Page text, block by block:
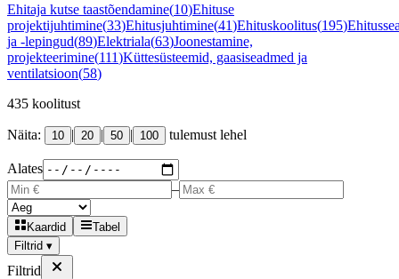
Ehitaja kutse taastõendamine(10)Ehituse
projektijuhtimine(33)Ehitusjuhtimine(41)Ehituskoolitus(195)
ja -lepingud(89)Elektriala(63)Joonestamine,
projekteerimine(111)Küttesüsteemid, gaasiseadmed ja
ventilatsioon(58)
435 koolitust
Näita: 10 | 20 | 50 | 100 tulemust lehel
Alates
–
Kaardid
Tabel
Filtrid ▾
Filtrid